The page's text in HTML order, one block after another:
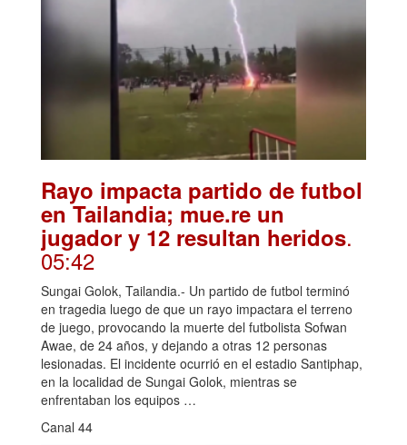
Rayo impacta partido de futbol
en Tailandia; mue.re un
jugador y 12 resultan heridos.
05:42
Sungai Golok, Tailandia.- Un partido de futbol terminó
en tragedia luego de que un rayo impactara el terreno
de juego, provocando la muerte del futbolista Sofwan
Awae, de 24 años, y dejando a otras 12 personas
lesionadas. El incidente ocurrió en el estadio Santiphap,
en la localidad de Sungai Golok, mientras se
enfrentaban los equipos …
Canal 44